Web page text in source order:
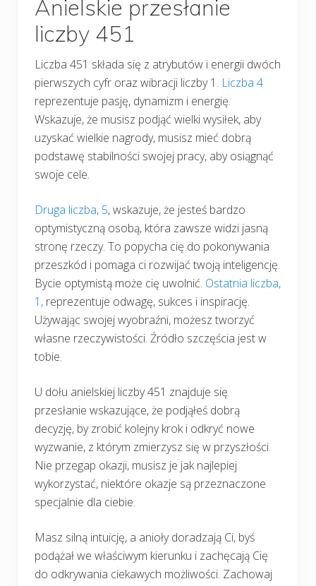
Anielskie przesłanie
liczby 451
Liczba 451 składa się z atrybutów i energii dwóch
pierwszych cyfr oraz wibracji liczby 1. Liczba 4
reprezentuje pasję, dynamizm i energię.
Wskazuje, że musisz podjąć wielki wysiłek, aby
uzyskać wielkie nagrody, musisz mieć dobrą
podstawę stabilności swojej pracy, aby osiągnąć
swoje cele.
Druga liczba, 5, wskazuje, że jesteś bardzo
optymistyczną osobą, która zawsze widzi jasną
stronę rzeczy. To popycha cię do pokonywania
przeszkód i pomaga ci rozwijać twoją inteligencję.
Bycie optymistą może cię uwolnić. Ostatnia liczba,
1, reprezentuje odwagę, sukces i inspirację.
Używając swojej wyobraźni, możesz tworzyć
własne rzeczywistości. Źródło szczęścia jest w
tobie.
U dołu anielskiej liczby 451 znajduje się
przesłanie wskazujące, że podjąłeś dobrą
decyzję, by zrobić kolejny krok i odkryć nowe
wyzwanie, z którym zmierzysz się w przyszłości.
Nie przegap okazji, musisz je jak najlepiej
wykorzystać, niektóre okazje są przeznaczone
specjalnie dla ciebie.
Masz silną intuicję, a anioły doradzają Ci, byś
podążał we właściwym kierunku i zachęcają Cię
do odkrywania ciekawych możliwości. Zachowaj